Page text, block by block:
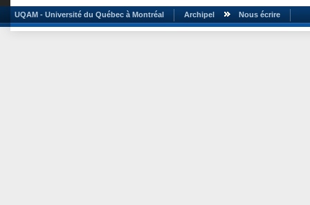
UQAM - Université du Québec à Montréal Archipel Nous écrire